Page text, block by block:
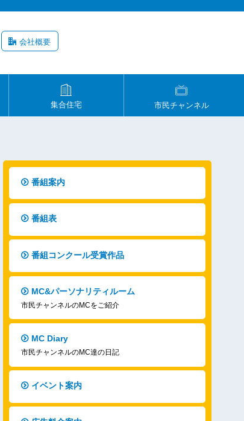
会社概要
集合住宅 市民チャンネル
番組案内
番組表
番組コンクール受賞作品
MC&パーソナリティルーム
市民チャンネルのMCをご紹介
MC Diary
市民チャンネルのMC達の日記
イベント案内